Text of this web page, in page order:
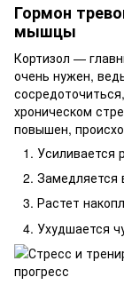
Гормон
мышцы
Кортизол —
очень нужен,
хроническом
повышен,
Усиливается
Замедляется
Растет
Ухудшается